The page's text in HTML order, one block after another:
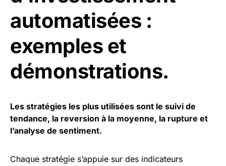
automatisées :
exemples et
démonstrations.
Les stratégies les plus utilisées sont le suivi de
tendance, la reversion à la moyenne, la rupture et
l’analyse de sentiment.
Chaque stratégie s’appuie sur des indicateurs